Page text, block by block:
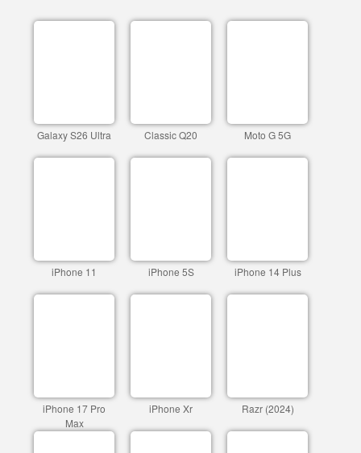
Galaxy S26 Ultra Classic Q20 Moto G 5G
iPhone 11 iPhone 5S iPhone 14 Plus
iPhone 17 Pro
Max
iPhone Xr Razr (2024)